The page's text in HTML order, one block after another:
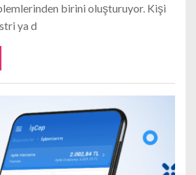
birini oluşturuyor. Kişi
ya d